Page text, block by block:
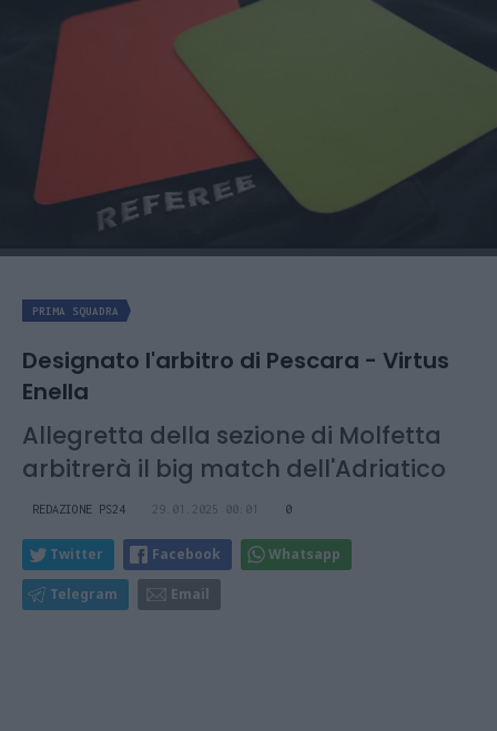
PRIMA SQUADRA
Designato l'arbitro di Pescara - Virtus
Enella
Allegretta della sezione di Molfetta
arbitrerà il big match dell'Adriatico
REDAZIONE PS24 29.01.2025 00:01 0
Twitter Facebook Whatsapp
Telegram Email